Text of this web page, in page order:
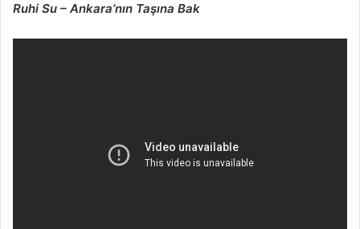
Ruhi Su – Ankara’nın Taşına Bak